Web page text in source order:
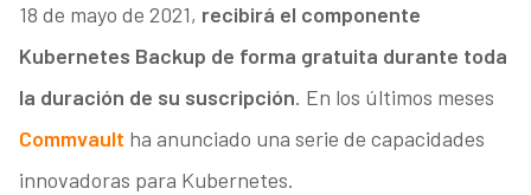
18 de mayo de 2021, recibirá el componente
Kubernetes Backup de forma gratuita durante toda
la duración de su suscripción. En los últimos meses
Commvault ha anunciado una serie de capacidades
innovadoras para Kubernetes.